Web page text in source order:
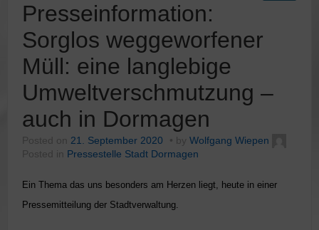
Presseinformation:
Sorglos weggeworfener
Müll: eine langlebige
Umweltverschmutzung –
auch in Dormagen
Posted on 21. September 2020 by Wolfgang Wiepen
Posted in Pressestelle Stadt Dormagen
Ein Thema das uns besonders am Herzen liegt, heute in einer
Pressemitteilung der Stadtverwaltung.